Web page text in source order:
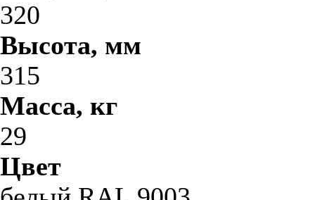
320
Высота, мм
315
Масса, кг
29
Цвет